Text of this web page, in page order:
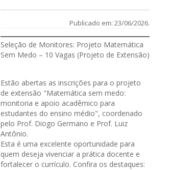
Publicado em: 23/06/2026.
Seleção de Monitores: Projeto Matemática
Sem Medo – 10 Vagas (Projeto de Extensão)
Estão abertas as inscrições para o projeto
de extensão "Matemática sem medo:
monitoria e apoio acadêmico para
estudantes do ensino médio", coordenado
pelo Prof. Diogo Germano e Prof. Luiz
Antônio.
Esta é uma excelente oportunidade para
quem deseja vivenciar a prática docente e
fortalecer o currículo. Confira os destaques: